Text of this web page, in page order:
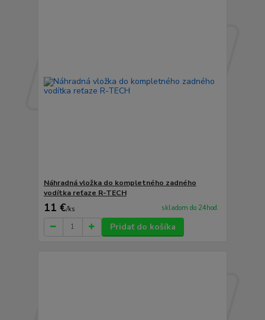
Náhradná vložka do kompletného zadného
vodítka reťaze R-TECH
11 €/ks skladom do 24hod.
Pridať do košíka